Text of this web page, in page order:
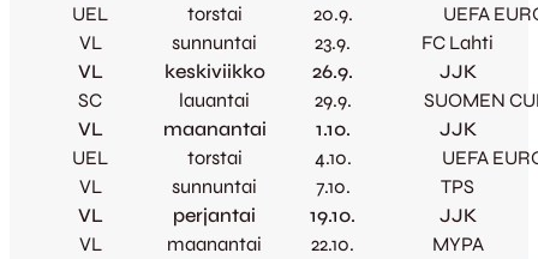
UEL
torstai 20.9.
UEFA
VL
sunnuntai 23.9.
FC Lahti
VL
keskiviikko 26.9.
JJK
SC
lauantai 29.9.
SUOMEN
VL
maanantai 1.10.
JJK
UEL
torstai 4.10.
UEFA
VL
sunnuntai 7.10.
TPS
VL
perjantai 19.10.
JJK
VL
maanantai 22.10.
MYPA